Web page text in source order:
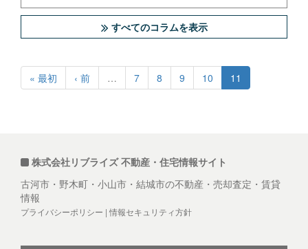
すべてのコラムを表示
« 最初 ‹ 前 … 7 8 9 10 11
株式会社リブライズ 不動産・住宅情報サイト
古河市・野木町・小山市・結城市の不動産・売却査定・賃貸
情報
プライバシーポリシー | 情報セキュリティ方針